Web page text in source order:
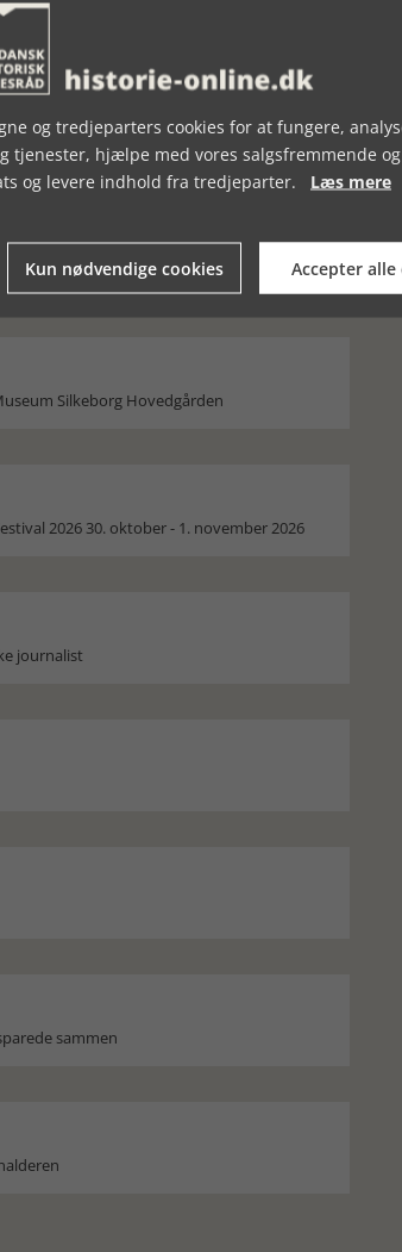
Silkeborg Hovedgården
2026 30. oktober - 1. november 2026
journalist
sammen
og tredjeparters cookies for at fungere,
tjenester, hjælpe med vores salgsfremmende og
og levere indhold fra tredjeparter. Læs mere
Kun nødvendige cookies Accepter alle